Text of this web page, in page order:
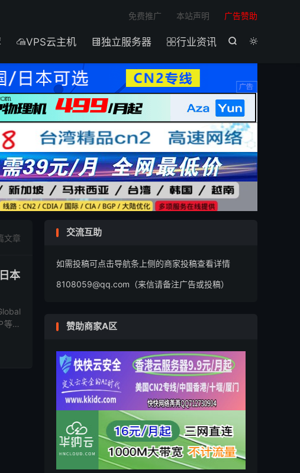


VPS云主机 独立服务器 行业资讯
免费推广 本站声明 广告赞助
文章
本
自
交流互助
如需投稿可点击导航条上侧的商家投稿查看详情
8108059@qq.com（来信请备注广告或投稿）
赞助商家A区